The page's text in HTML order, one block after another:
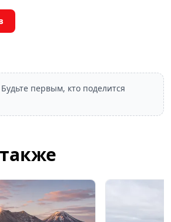
первым, кто поделится